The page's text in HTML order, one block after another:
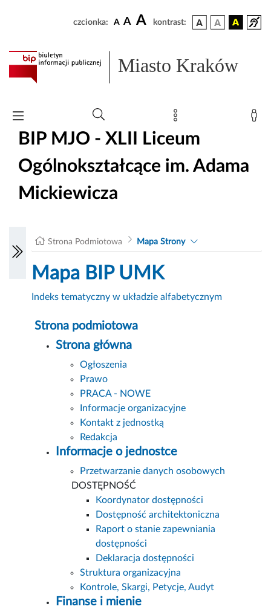
czcionka: A A A kontrast:
Miasto Kraków
BIP MJO - XLII Liceum
Ogólnokształcące im. Adama
Mickiewicza
Strona Podmiotowa Mapa Strony
Mapa BIP UMK
Indeks tematyczny w układzie alfabetycznym
Strona podmiotowa
Strona główna
Ogłoszenia
Prawo
PRACA - NOWE
Informacje organizacyjne
Kontakt z jednostką
Redakcja
Informacje o jednostce
Przetwarzanie danych osobowych
DOSTĘPNOŚĆ
Koordynator dostępności
Dostępność architektoniczna
Raport o stanie zapewniania
dostępności
Deklaracja dostępności
Struktura organizacyjna
Kontrole, Skargi, Petycje, Audyt
Finanse i mienie